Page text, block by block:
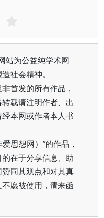
站为公益纯学术网
社会精神。
首发的所有作品，
载请注明作者、出
本网或作者本人书
思想网）”的作品，
在于分享信息、助
同其观点和对其真
愿被使用，请来函